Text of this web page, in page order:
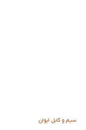
سیم و کابل ایوان